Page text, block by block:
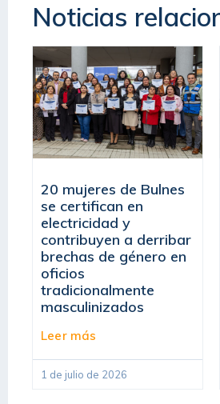
Noticias
20 mujeres de Bulnes
se certifican en
electricidad y
contribuyen a derribar
brechas de género en
oficios
tradicionalmente
masculinizados
Leer más
1 de julio de 2026